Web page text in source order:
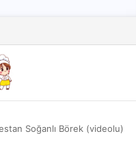
Soğanlı Börek (videolu)